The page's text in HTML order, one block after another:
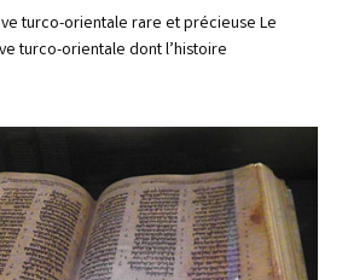
turco-orientale rare et précieuse Le
turco-orientale dont l’histoire